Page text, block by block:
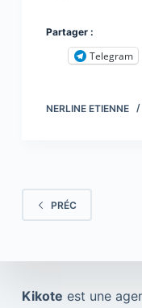
Partager :
Telegram
NERLINE ETIENNE
PRÉC
Kikote est une